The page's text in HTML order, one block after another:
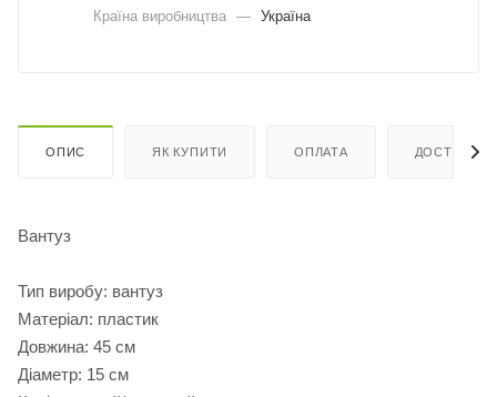
Країна виробництва — Україна
ОПИС ЯК КУПИТИ ОПЛАТА ДОСТАВКА
Вантуз
Тип виробу: вантуз
Матеріал: пластик
Довжина: 45 см
Діаметр: 15 см